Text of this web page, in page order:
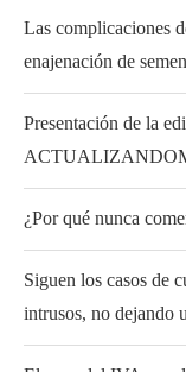
Las complicaciones
enajenación de
Presentación de la
¿Por qué nunca
Siguen los casos de
intrusos, no dejando